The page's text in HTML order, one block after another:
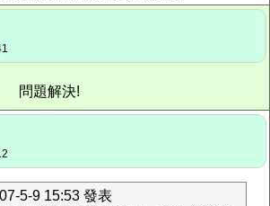
問題解決!
5-9 15:53 發表